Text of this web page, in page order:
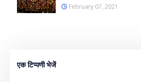
February 07, 2021
एक टिप्पणी भेजें